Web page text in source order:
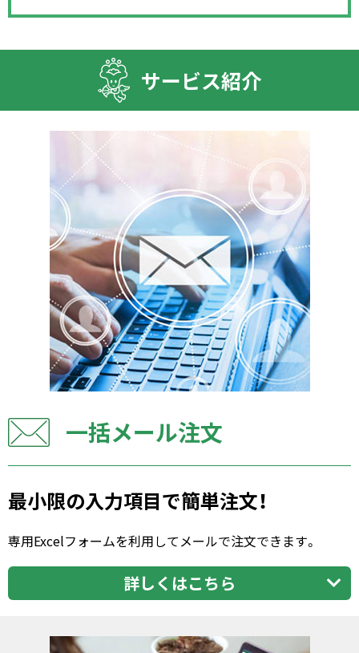
サービス紹介
一括メール注文
最小限の入力項目で簡単注文！
専用Excelフォームを利用してメールで注文できます。
詳しくはこちら